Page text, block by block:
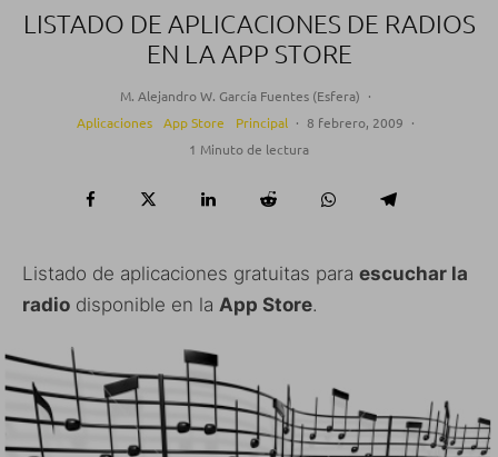
LISTADO DE APLICACIONES DE RADIOS
EN LA APP STORE
M. Alejandro W. García Fuentes (Esfera) ·
Aplicaciones
App Store Principal · 8 febrero, 2009 ·
1 Minuto de lectura
Listado de aplicaciones gratuitas para escuchar la
radio disponible en la App Store.